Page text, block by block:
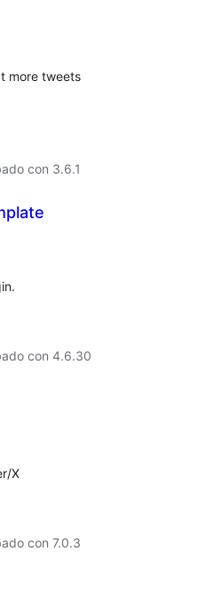
more tweets
con 3.6.1
con 4.6.30
X
con 7.0.3